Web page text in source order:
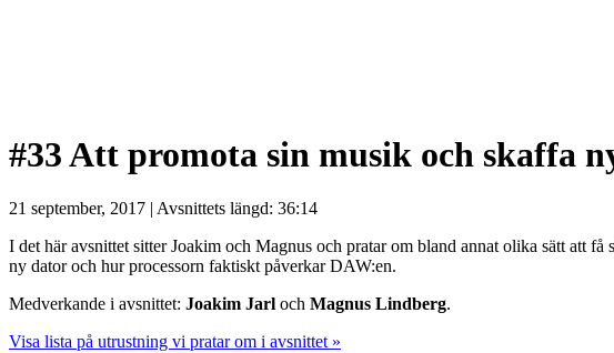
#33 Att promota sin musik och skaffa
21 september, 2017 | Avsnittets längd: 36:14
I det här avsnittet sitter Joakim och Magnus och pratar om bland annat olika sätt att
ny dator och hur processorn faktiskt påverkar DAW:en.
Medverkande i avsnittet: Joakim Jarl och Magnus Lindberg.
Visa lista på utrustning vi pratar om i avsnittet »